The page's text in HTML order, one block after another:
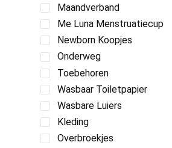
Maandverband
Me Luna Menstruatiecup
Newborn Koopjes
Onderweg
Toebehoren
Wasbaar Toiletpapier
Wasbare Luiers
Kleding
Overbroekjes